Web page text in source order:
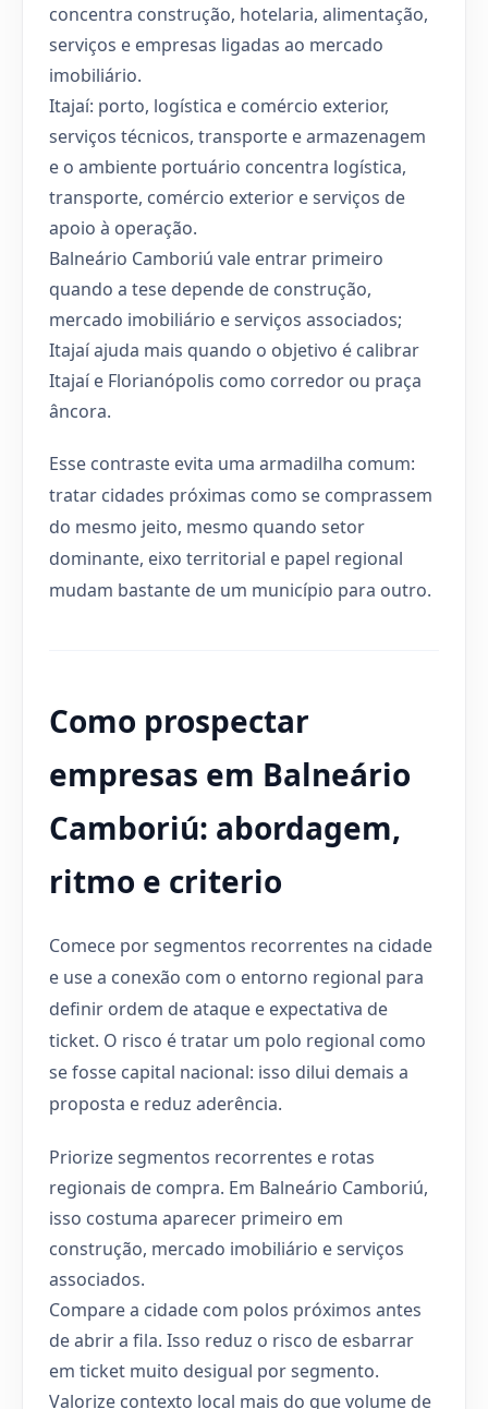
concentra construção, hotelaria, alimentação,
serviços e empresas ligadas ao mercado
imobiliário.
Itajaí: porto, logística e comércio exterior,
serviços técnicos, transporte e armazenagem
e o ambiente portuário concentra logística,
transporte, comércio exterior e serviços de
apoio à operação.
Balneário Camboriú vale entrar primeiro
quando a tese depende de construção,
mercado imobiliário e serviços associados;
Itajaí ajuda mais quando o objetivo é calibrar
Itajaí e Florianópolis como corredor ou praça
âncora.
Esse contraste evita uma armadilha comum:
tratar cidades próximas como se comprassem
do mesmo jeito, mesmo quando setor
dominante, eixo territorial e papel regional
mudam bastante de um município para outro.
Como prospectar
empresas em Balneário
Camboriú: abordagem,
ritmo e criterio
Comece por segmentos recorrentes na cidade
e use a conexão com o entorno regional para
definir ordem de ataque e expectativa de
ticket. O risco é tratar um polo regional como
se fosse capital nacional: isso dilui demais a
proposta e reduz aderência.
Priorize segmentos recorrentes e rotas
regionais de compra. Em Balneário Camboriú,
isso costuma aparecer primeiro em
construção, mercado imobiliário e serviços
associados.
Compare a cidade com polos próximos antes
de abrir a fila. Isso reduz o risco de esbarrar
em ticket muito desigual por segmento.
Valorize contexto local mais do que volume de